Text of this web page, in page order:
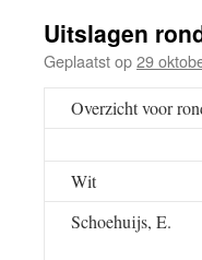
Uitslagen
Geplaatst op29
Overzicht voor
Wit
Schoehuijs, E.